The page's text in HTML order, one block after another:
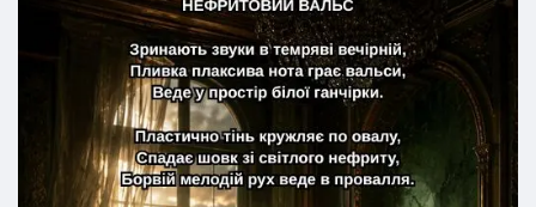
Приєднуйтесь! Перемагайте!
Творіть та гроші заробляйте! ✨
Палає серце серед цього ритму,
Тремтить у спині дикий жар мелодій,
Відкривши подих жвавих колоритів.
Легке торкання на паркеті лоджій
Розкриє сутність буйного натхнення,
Змиваючи всі сумніви походжень.